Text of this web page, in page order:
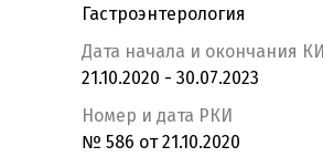
Гастроэнтерология
Дата начала и окончания КИ
21.10.2020 - 30.07.2023
Номер и дата РКИ
№ 586 от 21.10.2020